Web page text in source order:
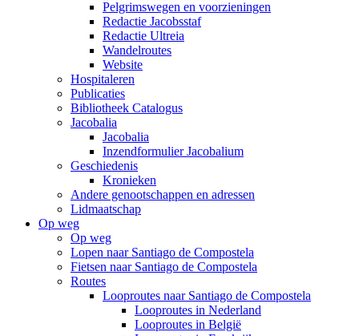
Pelgrimswegen en voorzieningen
Redactie Jacobsstaf
Redactie Ultreia
Wandelroutes
Website
Hospitaleren
Publicaties
Bibliotheek Catalogus
Jacobalia
Jacobalia
Inzendformulier Jacobalium
Geschiedenis
Kronieken
Andere genootschappen en adressen
Lidmaatschap
Op weg
Op weg
Lopen naar Santiago de Compostela
Fietsen naar Santiago de Compostela
Routes
Looproutes naar Santiago de Compostela
Looproutes in Nederland
Looproutes in België